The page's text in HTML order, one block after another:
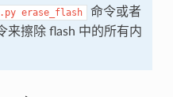
erase_flash 命令或者
来擦除 flash 中的所有内